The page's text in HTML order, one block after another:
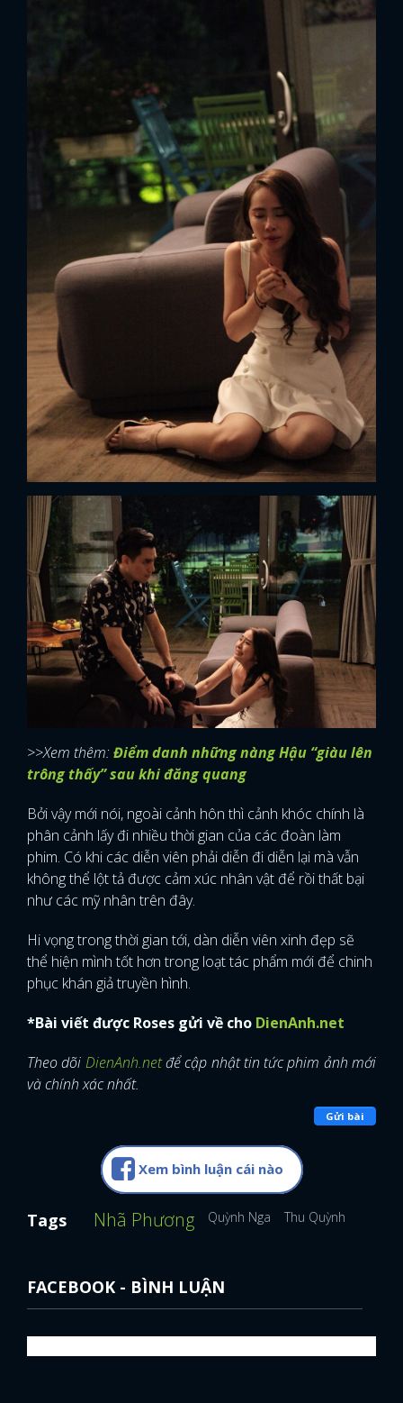
>>Xem thêm:Điểm danh những nàng Hậu “giàu lên
trông thấy” sau khi đăng quang
Bởi vậy mới nói, ngoài cảnh hôn thì cảnh khóc chính là
phân cảnh lấy đi nhiều thời gian của các đoàn làm
phim. Có khi các diễn viên phải diễn đi diễn lại mà vẫn
không thể lột tả được cảm xúc nhân vật để rồi thất bại
như các mỹ nhân trên đây.
Hi vọng trong thời gian tới, dàn diễn viên xinh đẹp sẽ
thể hiện mình tốt hơn trong loạt tác phẩm mới để chinh
phục khán giả truyền hình.
*Bài viết được Roses gửi về cho DienAnh.net
Theo dõi DienAnh.netđể cập nhật tin tức phim ảnh mới
và chính xác nhất.
Gửi bài
Xem bình luận cái nào
Tags Nhã Phương Quỳnh Nga Thu Quỳnh
FACEBOOK - BÌNH LUẬN